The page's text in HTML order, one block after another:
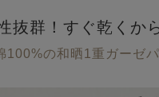
抜群！すぐ乾くか
100%の和晒1重ガーゼ